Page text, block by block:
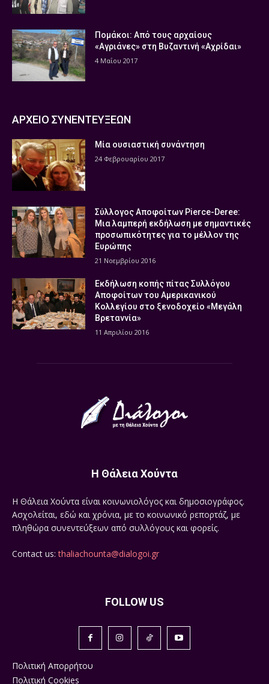
Πομάκοι: Από τους αρχαίους
«Αγριάνες» στη Βυζαντινή «Αχρίδαι»
4 Μαΐου 2017
ΑΡΧΕΙΟ ΣΥΝΕΝΤΕΥΞΕΩΝ
Μία ουσιαστική συνάντηση
24 Φεβρουαρίου 2017
Σύλλογος Αποφοίτων Pierce-Deree:
Μια λαμπερή εκδήλωση με σημαντικές
προσωπικότητες για το μέλλον της
Ευρώπης
21 Νοεμβρίου 2016
Εκδήλωση κοπής πίτας Συλλόγου
Αποφοίτων του Αμερικανικού
Κολλεγίου στο ξενοδοχείο «Μεγάλη
Βρεταννία»
11 Απριλίου 2016
Η Θάλεια Χούντα
Η Θάλεια Χούντα είναι κοινωνιολόγος και δημοσιογράφος.
Ασχολείται, εδώ και χρόνια, με το κοινωνικό ρεπορτάζ, με
πληθώρα συνεντεύξεων από συλλόγους και φορείς.
Contact us:thaliachounta@dialogoi.gr
FOLLOW US
Πολιτική Απορρήτου
Πολιτική Cookies